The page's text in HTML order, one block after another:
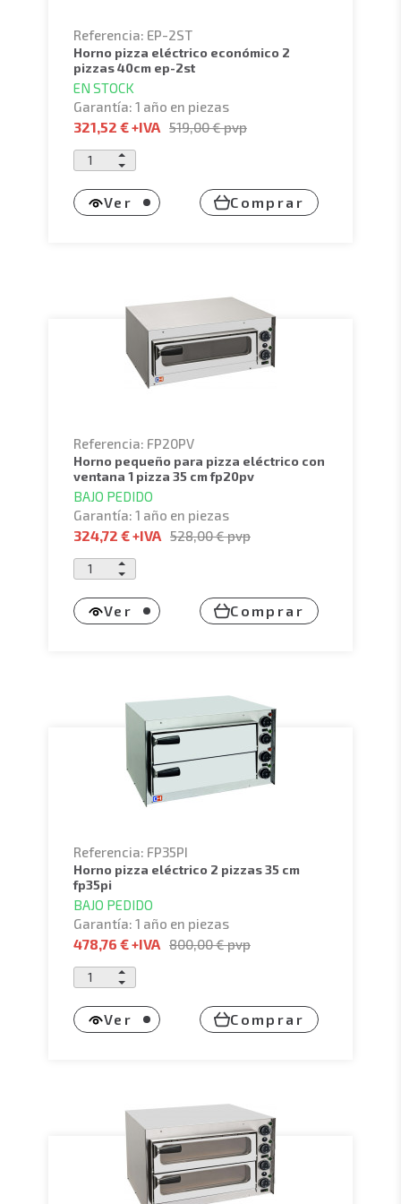
siguiente selección:
Referencia: EP-2ST
horno pizza eléctrico económico 2
pizzas 40cm ep-2st
EN STOCK
Garantía: 1 año en piezas
321,52 €+IVA 519,00 €pvp
Ver Comprar
Referencia: FP20PV
horno pequeño para pizza eléctrico con
ventana 1 pizza 35 cm fp20pv
BAJO PEDIDO
Garantía: 1 año en piezas
324,72 €+IVA 528,00 €pvp
Ver Comprar
Referencia: FP35PI
horno pizza eléctrico 2 pizzas 35 cm
fp35pi
BAJO PEDIDO
Garantía: 1 año en piezas
478,76 €+IVA 800,00 €pvp
Ver Comprar